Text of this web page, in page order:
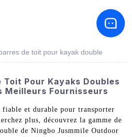
de toit pour kayak double
Toit Pour Kayaks Doubles
Meilleurs Fournisseurs
fiable et durable pour transporter
plus, découvrez la gamme de
de Ningbo Jusmmile Outdoor